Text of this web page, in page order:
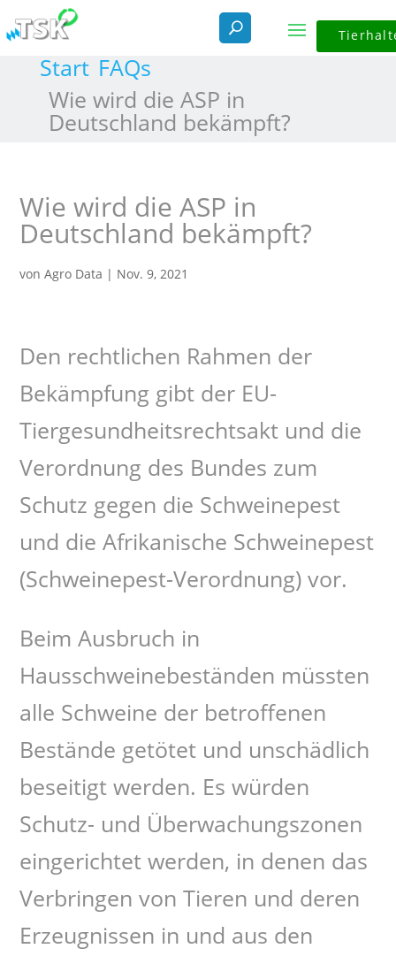
Start FAQs
Wie wird die ASP in
Deutschland bekämpft?
Wie wird die ASP in
Deutschland bekämpft?
vonAgro Data | Nov. 9, 2021
Den rechtlichen Rahmen der
Bekämpfung gibt der EU-
Tiergesundheitsrechtsakt und die
Verordnung des Bundes zum
Schutz gegen die Schweinepest
und die Afrikanische Schweinepest
(Schweinepest-Verordnung) vor.
Beim Ausbruch in
Hausschweinebeständen müssten
alle Schweine der betroffenen
Bestände getötet und unschädlich
beseitigt werden. Es würden
Schutz- und Überwachungszonen
eingerichtet werden, in denen das
Verbringen von Tieren und deren
Erzeugnissen in und aus den